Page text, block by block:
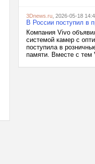
3Dnews.ru , 2026-05-18
В России поступил в
Компания Vivo
системой камер с
поступила в
памяти. Вместе с тем